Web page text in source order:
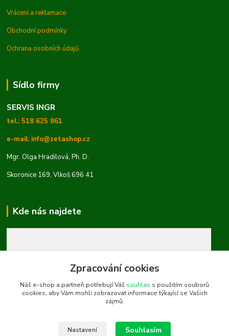
Vrácení a reklamace
Obchodní podmínky
Ochrana osobních údajů
Sídlo firmy
SERVIS INGR
tel.: 518 625 861
e-mail: info@zetashop.cz
Mgr. Olga Hradilová, Ph. D.
Skoronice 169, Vlkoš 696 41
Kde nás najdete
Zpracování cookies
Náš e-shop a partneři potřebují Váš souhlas s použitím souborů
cookies, aby Vám mohli zobrazovat informace týkající se Vašich
zájmů.
Nastavení Souhlasím